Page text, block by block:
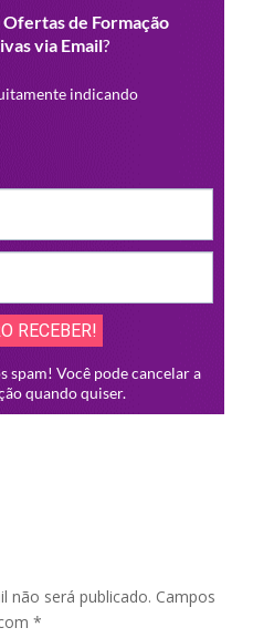
não será publicado. Campos
*